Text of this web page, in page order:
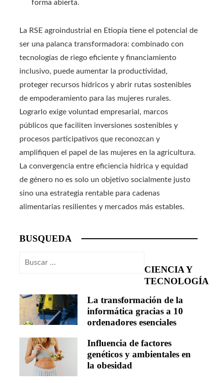
forma abierta.
La RSE agroindustrial en Etiopía tiene el potencial de
ser una palanca transformadora: combinado con
tecnologías de riego eficiente y financiamiento
inclusivo, puede aumentar la productividad,
proteger recursos hídricos y abrir rutas sostenibles
de empoderamiento para las mujeres rurales.
Lograrlo exige voluntad empresarial, marcos
públicos que faciliten inversiones sostenibles y
procesos participativos que reconozcan y
amplifiquen el papel de las mujeres en la agricultura.
La convergencia entre eficiencia hídrica y equidad
de género no es solo un objetivo socialmente justo
sino una estrategia rentable para cadenas
alimentarias resilientes y mercados más estables.
BUSQUEDA
Buscar:
CIENCIA Y
TECNOLOGÍA
La transformación de la
informática gracias a 10
ordenadores esenciales
Influencia de factores
genéticos y ambientales en
la obesidad